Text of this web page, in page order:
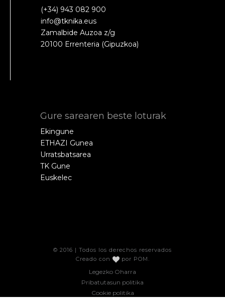
(+34) 943 082 900
info@tknika.eus
Zamalbide Auzoa z/g
20100 Errenteria (Gipuzkoa)
Gure sarearen beste loturak
Ekingune
ETHAZI Gunea
Urratsbatsarea
TK Gune
Euskelec
© 2016 | Todos los derechos reservados
Creado con
por POM
Legezko Oharra
Pribatutasun politika
Cookie politika